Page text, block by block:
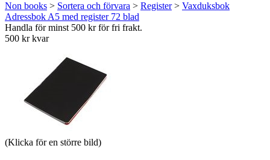
Non books > Sortera och förvara > Register> Vaxduksbok
Adressbok A5 med register 72 blad
Handla för minst 500 kr för fri frakt.
500 kr kvar
(Klicka för en större bild)